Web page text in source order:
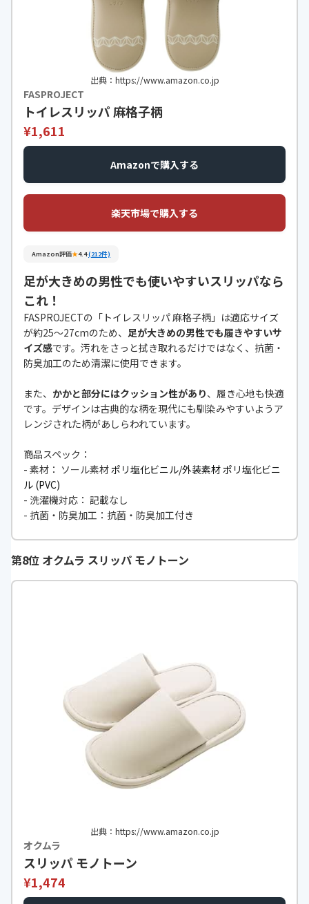
出典：https://www.amazon.co.jp
FASPROJECT
トイレスリッパ 麻格子柄
¥1,611
Amazonで購入する
楽天市場で購入する
Amazon評価★4.4(212件)
足が大きめの男性でも使いやすいスリッパなら
これ！
FASPROJECTの「トイレスリッパ 麻格子柄」は適応サイズ
が約25～27cmのため、 足が大きめの男性でも履きやすいサ
イズ感です。汚れをさっと拭き取れるだけではなく、抗菌・
防臭加工のため清潔に使用できます。
また、 かかと部分にはクッション性があり、履き心地も快適
です。デザインは古典的な柄を現代にも馴染みやすいようア
レンジされた柄があしらわれています。
商品スペック：
- 素材： ソール素材ポリ塩化ビニル/外装素材 ポリ塩化ビニ
ル (PVC)
- 洗濯機対応： 記載なし
- 抗菌・防臭加工： 抗菌・防臭加工付き
第8位 オクムラ スリッパ モノトーン
出典：https://www.amazon.co.jp
オクムラ
スリッパ モノトーン
¥1,474